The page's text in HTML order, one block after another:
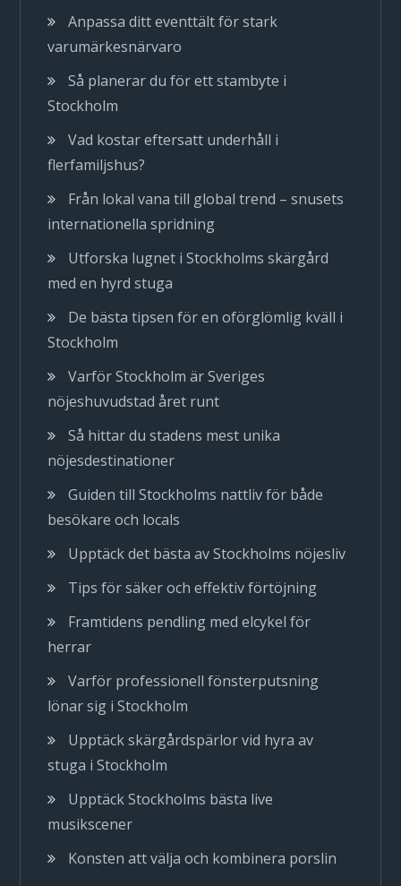
Anpassa ditt eventtält för stark
varumärkesnärvaro
Så planerar du för ett stambyte i
Stockholm
Vad kostar eftersatt underhåll i
flerfamiljshus?
Från lokal vana till global trend – snusets
internationella spridning
Utforska lugnet i Stockholms skärgård
med en hyrd stuga
De bästa tipsen för en oförglömlig kväll i
Stockholm
Varför Stockholm är Sveriges
nöjeshuvudstad året runt
Så hittar du stadens mest unika
nöjesdestinationer
Guiden till Stockholms nattliv för både
besökare och locals
Upptäck det bästa av Stockholms nöjesliv
Tips för säker och effektiv förtöjning
Framtidens pendling med elcykel för
herrar
Varför professionell fönsterputsning
lönar sig i Stockholm
Upptäck skärgårdspärlor vid hyra av
stuga i Stockholm
Upptäck Stockholms bästa live
musikscener
Konsten att välja och kombinera porslin